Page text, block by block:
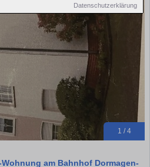
Datenschutzerklärung
1 / 4
am Bahnhof Dormagen-